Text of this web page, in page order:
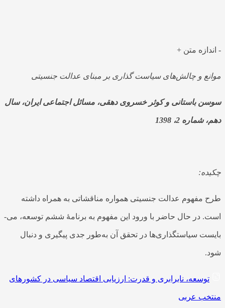
- اندازه متن +
موانع و چالش‌های سیاست گذاری بر مبنای عدالت جنسیتی
سوسن باستانی و کوثر خسروی دهقی، مسائل اجتماعی ایران، سال
دهم، شماره 2، 1398
چکیده:
طرح مفهوم عدالت جنسیتی همواره مناقشاتی به همراه داشته
است. در حال حاضر با ورود این مفهوم به برنامۀ ششم توسعه، می‌­
بایست سیاستگذاری‌ها در تحقق آن به‌طور جدی پیگیری و دنبال
شود.
توسعه، نابرابری و قدرت: ارزیابی اقتصاد سیاسی در کشورهای
منتخب عربی